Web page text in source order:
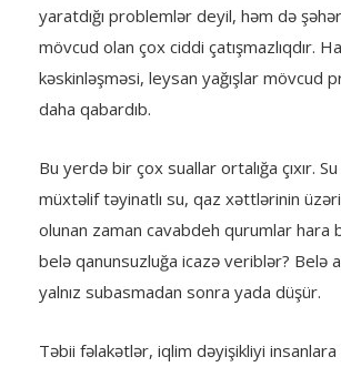
yaratdığı problemlər deyil, həm də
mövcud olan çox ciddi çatışmazlıqdır.
kəskinləşməsi, leysan yağışlar mövcud
daha qabardıb.
Bu yerdə bir çox suallar ortalığa çıxır.
müxtəlif təyinatlı su, qaz xəttlərinin
olunan zaman cavabdeh qurumlar hara
belə qanunsuzluğa icazə veriblər? Belə
yalnız subasmadan sonra yada düşür.
Təbii fəlakətlər, iqlim dəyişikliyi insanlara